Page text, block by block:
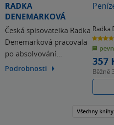
RADKA
DENEMARKOVÁ
Česká spisovatelka Radka
Denemarková pracovala
po absolvování
Filozofické fakulty UK
Podrobnosti
Radka
4.3
z
5
357
Běžně
Všechny